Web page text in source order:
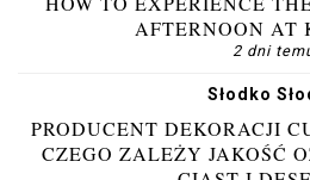
AFTERNOON AT
2 dni
Słodko
PRODUCENT DEKORACJI
CZEGO ZALEŻY JAKOŚĆ